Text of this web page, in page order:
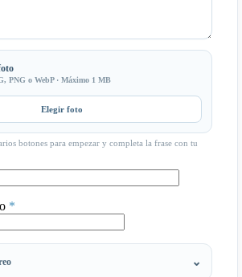
PNG o WebP · Máximo 1 MB
Elegir foto
botones para empezar y completa la frase con tu
*